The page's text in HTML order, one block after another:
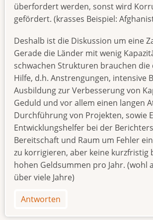
überfordert werden, sonst wird
gefördert. (krasses Beispiel:
Deshalb ist die Diskussion um eine
Gerade die Länder mit wenig
schwachen Strukturen brauchen die
Hilfe, d.h. Anstrengungen, intensive
Ausbildung zur Verbesserung von
Geduld und vor allem einen langen
Durchführung von Projekten, sowie
Entwicklungshelfer bei der
Bereitschaft und Raum um Fehler
zu korrigieren, aber keine kurzfristig
hohen Geldsummen pro Jahr. (wohl
über viele Jahre)
Antworten